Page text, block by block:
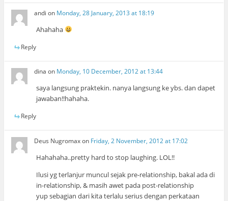
andi on Monday, 28 January, 2013 at 18:19
Ahahaha
Reply
dina on Monday, 10 December, 2012 at 13:44
saya langsung praktekin. nanya langsung ke ybs. dan dapet
jawaban!!hahaha.
Reply
Deus Nugromaxon Friday, 2 November, 2012 at 17:02
Hahahaha..pretty hard to stop laughing. LOL!!
Ilusi yg terlanjur muncul sejak pre-relationship, bakal ada di
in-relationship, & masih awet pada post-relationship
yup sebagian dari kita terlalu serius dengan perkataan